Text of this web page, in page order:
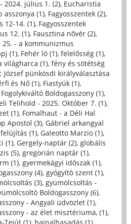
2024. július 1. (2), Eucharistia
asszonya (1), Fagyosszentek (2),
12-14. (1), Fagyosszentek
12. (1), Fausztina nővér (2),
- a kommunizmus
(1), Fehér ló (1), felelősség (1),
világharca (1), fény és sötétség
József pünkösdi királyválasztása
és Nő (1), Fiastyúk (1),
Fogolykiváltó Boldogasszony (1),
Telihold - 2025. Október 7. (1),
(1), Fomalhaut - a Déli Hal
Apostol (3), Gábriel arkangyal
(1), Galeotto Marzio (1),
(1), Gergely-naptár (2), globális
(5), gregorián naptár (1),
(1), gyermekágyi időszak (1),
(4), gyógyító szent (1),
(3), gyümölcsoltás -
Boldogasszony (6),
- Angyali üdvözlet (1),
- az élet misztériuma, (1),